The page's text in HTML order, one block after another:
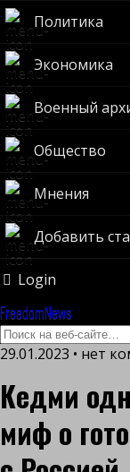
Политика
Экономика
Военный
Общество
Мнения
Добавить
Login
FreedomNews
29.01.2023 • нет
Кедми
миф о